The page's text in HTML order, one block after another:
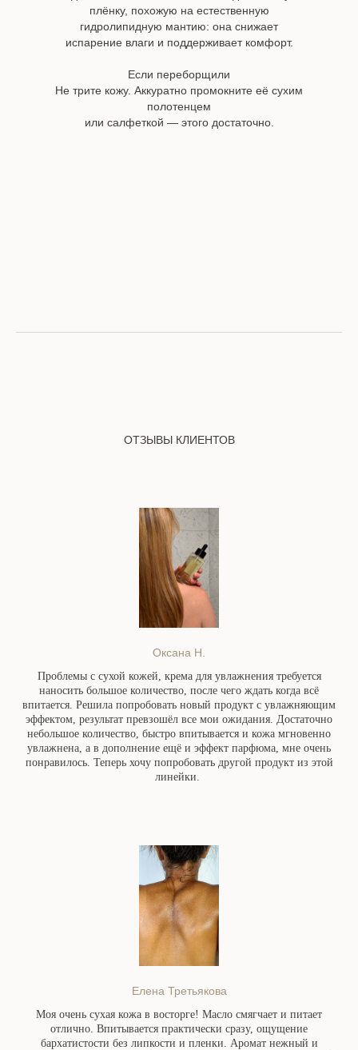
плёнку, похожую на естественную
гидролипидную мантию: она снижает
испарение влаги и поддерживает комфорт.
Если переборщили
Не трите кожу. Аккуратно промокните её сухим
полотенцем
или салфеткой — этого достаточно.
ОТЗЫВЫ КЛИЕНТОВ
Оксана Н.
Проблемы с сухой кожей, крема для увлажнения требуется
наносить большое количество, после чего ждать когда всё
впитается. Решила попробовать новый продукт с увлажняющим
эффектом, результат превзошёл все мои ожидания. Достаточно
небольшое количество, быстро впитывается и кожа мгновенно
увлажнена, а в дополнение ещё и эффект парфюма, мне очень
понравилось. Теперь хочу попробовать другой продукт из этой
линейки.
Елена Третьякова
Моя очень сухая кожа в восторге! Масло смягчает и питает
отлично. Впитывается практически сразу, ощущение
бархатистости без липкости и пленки. Аромат нежный и